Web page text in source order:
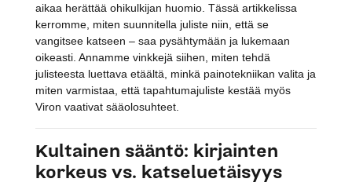
aikaa herättää ohikulkijan huomio. Tässä artikkelissa
kerromme, miten suunnitella juliste niin, että se
vangitsee katseen – saa pysähtymään ja lukemaan
oikeasti. Annamme vinkkejä siihen, miten tehdä
julisteesta luettava etäältä, minkä painotekniikan valita ja
miten varmistaa, että tapahtumajuliste kestää myös
Viron vaativat sääolosuhteet.
Kultainen sääntö: kirjainten
korkeus vs. katseluetäisyys